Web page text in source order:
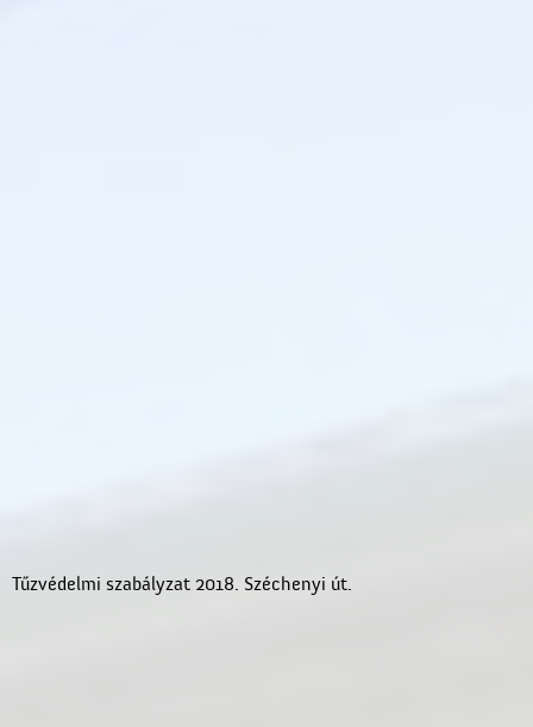
Tűzvédelmi szabályzat 2018. Széchenyi út.